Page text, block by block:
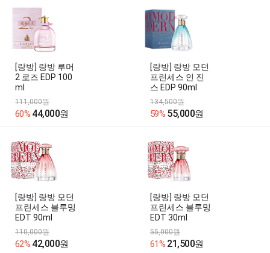
[랑방] 랑방 루머
2 로즈 EDP 100
ml
111,000원
60% 44,000원
[랑방] 랑방 모던
프린세스 인 진
스 EDP 90ml
134,500원
59% 55,000원
[랑방] 랑방 모던
프린세스 블루밍
EDT 90ml
110,000원
62% 42,000원
[랑방] 랑방 모던
프린세스 블루밍
EDT 30ml
55,000원
61% 21,500원